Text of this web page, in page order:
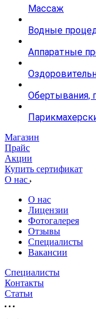
Массаж
Водные
Аппаратные
Обертывания,
Магазин
Прайс
Акции
Купить сертификат
О нас
О нас
Лицензии
Фотогалерея
Отзывы
Специалисты
Вакансии
Специалисты
Контакты
Статьи